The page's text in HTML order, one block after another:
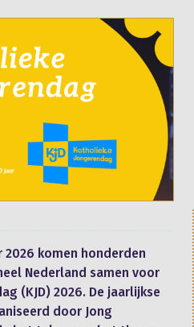
komen honderden
Nederland samen voor
(KJD) 2026. De jaarlijkse
door Jong